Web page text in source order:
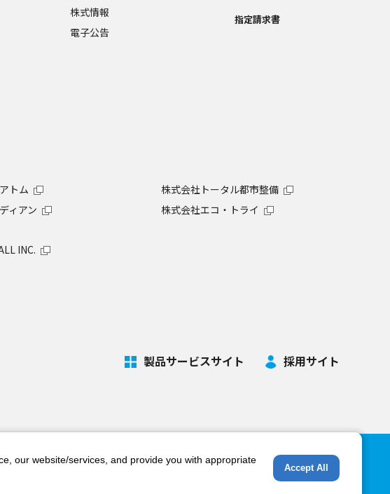
株式情報
電子公告
指定請求書
トム
ィアン
INC.
株式会社トータル都市整備
株式会社エコ・トライ
製品サービスサイト 採用サイト
ご利用環境について 個人情報保護方針 サイトマップ
our website/services, and provide you with appropriate
Accept All